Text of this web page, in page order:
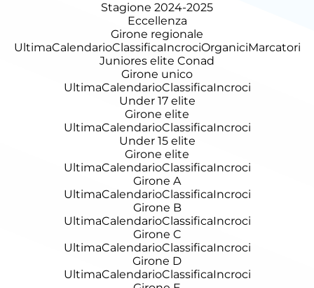
Stagione 2024-2025
Eccellenza
Girone regionale
UltimaCalendarioClassificaIncrociOrganiciMarcatori
Juniores elite Conad
Girone unico
UltimaCalendarioClassificaIncroci
Under 17 elite
Girone elite
UltimaCalendarioClassificaIncroci
Under 15 elite
Girone elite
UltimaCalendarioClassificaIncroci
Girone A
UltimaCalendarioClassificaIncroci
Girone B
UltimaCalendarioClassificaIncroci
Girone C
UltimaCalendarioClassificaIncroci
Girone D
UltimaCalendarioClassificaIncroci